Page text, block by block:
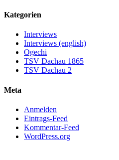
Kategorien
Interviews
Interviews (english)
Ogechi
TSV Dachau 1865
TSV Dachau 2
Meta
Anmelden
Eintrags-Feed
Kommentar-Feed
WordPress.org